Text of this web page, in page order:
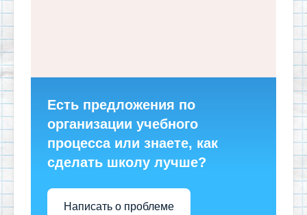
Есть предложения по
организации учебного
процесса или знаете, как
сделать школу лучше?
Написать о проблеме